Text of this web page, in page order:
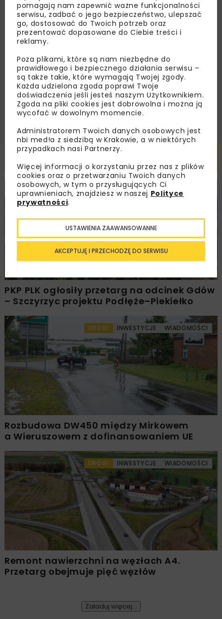
dedykowane akcje specjalne.
Regulaminemoraz wyrażam zgodę na otrzymywanie na
podany przeze mnie adres e-mail korespondencji
handlowej w postaci newslettera.
ZAPISZ MNIE
Powiązane artykuły
KOLEJ WIADOMOŚCI INWESTYCJE
PKP PLK ogłosiły przetarg na odcinek Gdów
– Szczyrzyc projektu Podłęże–Piekiełko
DROGI INWESTYCJE WIADOMOŚCI
Rozbudowa DW450 między Mirkowem
a Wieruszowem z dofinansowaniem UE
DROGI INWESTYCJE WIADOMOŚCI
Remont nawierzchni na węzłach A4.
Przetarg obejmuje pięć węzłów
Załaduj więcej...
pomagają nam zapewnić ważne funkcjonalności
serwisu, zadbać o jego bezpieczeństwo, ulepszać
go, dostosować do Twoich potrzeb oraz
prezentować dopasowane do Ciebie treści i
reklamy.
Poza plikami, które są nam niezbędne do
prawidłowego i bezpiecznego działania serwisu –
są także takie, które wymagają Twojej zgody.
Każda udzielona zgoda poprawi Twoje
doświadczenia jeśli jesteś naszym Użytkownikiem.
Zgoda na pliki cookies jest dobrowolna i można ją
wycofać w dowolnym momencie.
Administratorem Twoich danych osobowych jest
nbi med!a z siedzibą w Krakowie, a w niektórych
przypadkach nasi Partnerzy.
Więcej informacji o korzystaniu przez nas z plików
cookies oraz o przetwarzaniu Twoich danych
osobowych, w tym o przysługujących Ci
uprawnieniach, znajdziesz w naszej Polityce
prywatności.
AKCEPTUJĘ I PRZECHODZĘ DO SERWISU
USTAWIENIA ZAAWANSOWANNE